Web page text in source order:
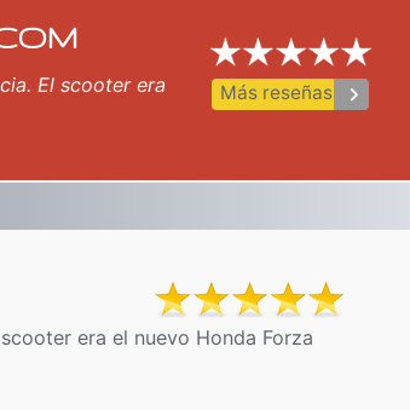
El scooter era
Más reseñas keyboard_arrow_right
era el nuevo Honda Forza